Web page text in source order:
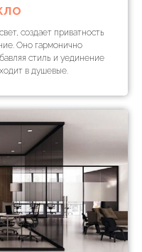
создает приватность
Оно гармонично
стиль и уединение
в душевые.